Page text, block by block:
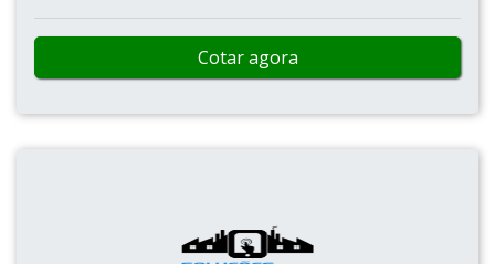
Cotar agora